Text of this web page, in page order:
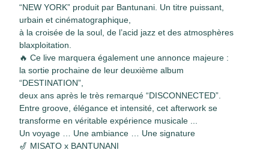
“NEW YORK” produit par Bantunani. Un titre puissant,
urbain et cinématographique,
à la croisée de la soul, de l’acid jazz et des atmosphères
blaxploitation.
🔥 Ce live marquera également une annonce majeure :
la sortie prochaine de leur deuxième album
“DESTINATION”,
deux ans après le très remarqué “DISCONNECTED”.
Entre groove, élégance et intensité, cet afterwork se
transforme en véritable expérience musicale ...
Un voyage … Une ambiance … Une signature
🎷 MISATO x BANTUNANI